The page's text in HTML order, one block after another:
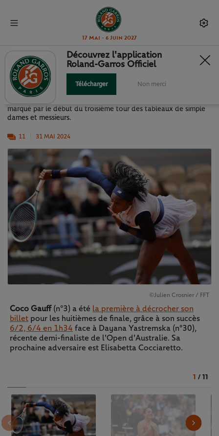
17 Mai - 6 Juin 2027
LA J6 EN IMAGES !
marqué par le début du troisième tour des tableaux de simple
dames et messieurs.
11 31 MAI 2024
©Julien Crosnier / FFT
Coco Gauff(n°3) a été la première à décrocher son
billet pour les huitièmes de finale, grâce à son succès
6/2, 6/4 en 1h34 face à Dayana Yastremska (n°30),
récente demi-finaliste de l'Open d'Australie. Sa
prochaine adversaire est Elisabetta Cocciaretto.
1 / 11
Découvrez l'application
Roland-Garros Officiel
Télécharger Non merci